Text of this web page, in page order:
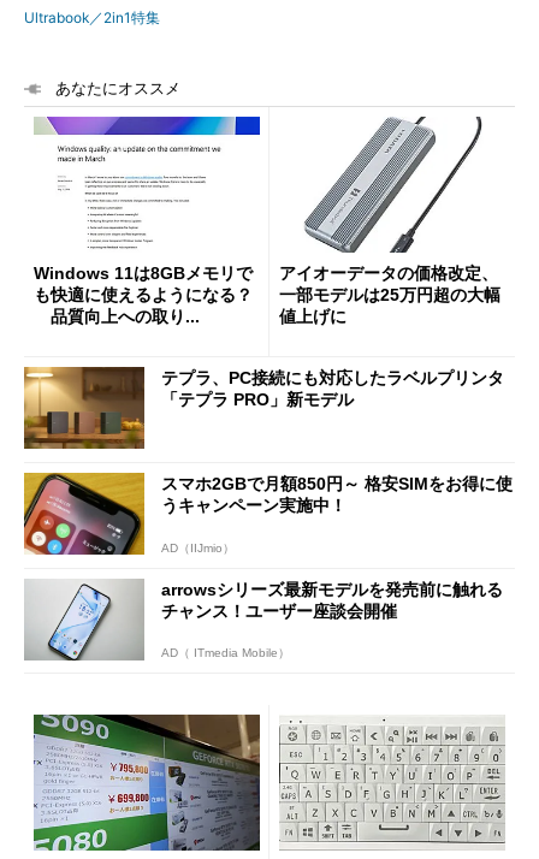
Ultrabook／2in1特集
あなたにオススメ
Windows 11は8GBメモリで
も快適に使えるようになる？
品質向上への取り...
アイオーデータの価格改定、
一部モデルは25万円超の大幅
値上げに
テプラ、PC接続にも対応したラベルプリンタ
「テプラ PRO」新モデル
スマホ2GBで月額850円～ 格安SIMをお得に使
うキャンペーン実施中！
AD（IIJmio）
arrowsシリーズ最新モデルを発売前に触れる
チャンス！ユーザー座談会開催
AD（ ITmedia Mobile）